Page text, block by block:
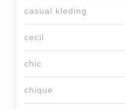
casual kleding
cecil
chic
chique